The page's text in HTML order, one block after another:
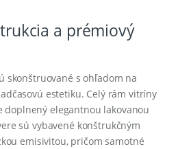
a prémiový
skonštruované s ohľadom na
estetiku. Celý rám vitríny
doplnený elegantnou lakovanou
sú vybavené konštrukčným
emisivitou, pričom samotné